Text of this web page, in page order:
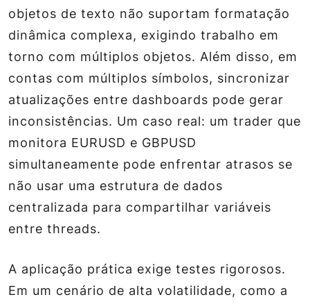
objetos de texto não suportam formatação
dinâmica complexa, exigindo trabalho em
torno com múltiplos objetos. Além disso, em
contas com múltiplos símbolos, sincronizar
atualizações entre dashboards pode gerar
inconsistências. Um caso real: um trader que
monitora EURUSD e GBPUSD
simultaneamente pode enfrentar atrasos se
não usar uma estrutura de dados
centralizada para compartilhar variáveis
entre threads.
A aplicação prática exige testes rigorosos.
Em um cenário de alta volatilidade, como a